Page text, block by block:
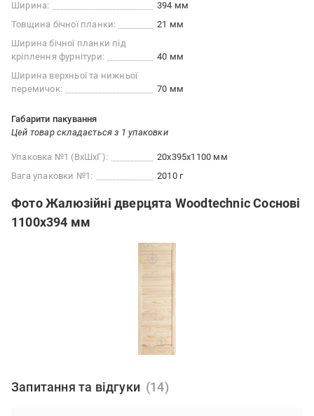
Ширина:
394 мм
Товщина бічної планки:
21 мм
Ширина бічної планки під
кріплення фурнітури:
40 мм
Ширина верхньої та нижньої
перемичок:
70 мм
Габарити пакування
Цей товар складається з 1 упаковки
Упаковка №1 (ВхШхГ):
20x395x1100 мм
Вага упаковки №1:
2010 г
Фото Жалюзійні дверцята Woodtechnic Соснові
1100х394 мм
Запитання та відгуки